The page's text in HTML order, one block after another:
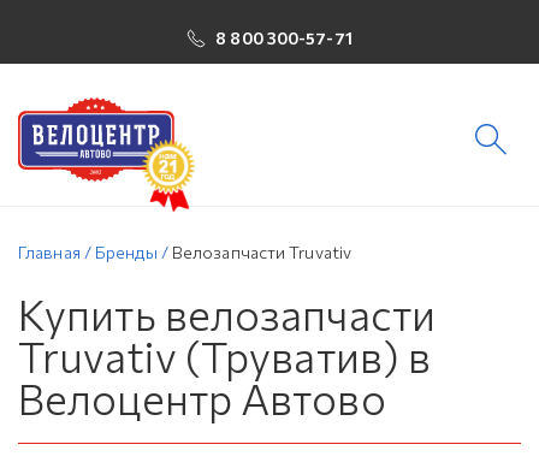
8 800 300-57-71
Главная / Бренды / Велозапчасти Truvativ
Купить велозапчасти
Truvativ (Труватив) в
Велоцентр Автово